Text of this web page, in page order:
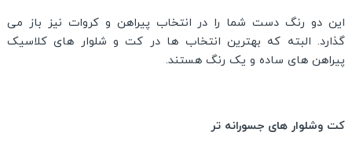
این دو رنگ دست شما را در انتخاب پیراهن و کروات نیز باز می
گذارد. البته که بهترین انتخاب ها در کت و شلوار های کلاسیک
پیراهن های ساده و یک رنگ هستند.
کت وشلوار های جسورانه تر